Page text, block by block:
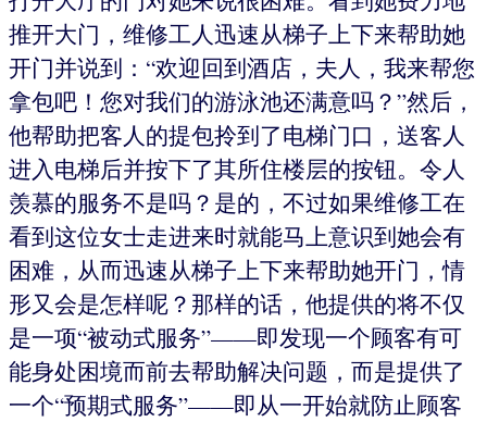
推开大门，维修工人迅速从梯子上下来帮助她
开门并说到：“欢迎回到酒店，夫人，我来帮您
拿包吧！您对我们的游泳池还满意吗？”然后，
他帮助把客人的提包拎到了电梯门口，送客人
进入电梯后并按下了其所住楼层的按钮。令人
羡慕的服务不是吗？是的，不过如果维修工在
看到这位女士走进来时就能马上意识到她会有
困难，从而迅速从梯子上下来帮助她开门，情
形又会是怎样呢？那样的话，他提供的将不仅
是一项“被动式服务”——即发现一个顾客有可
能身处困境而前去帮助解决问题，而是提供了
一个“预期式服务”——即从一开始就防止顾客